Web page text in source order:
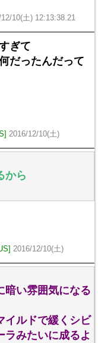
10(土) 12:13:38.21
ぎて
だったんだって
2016/12/10(土)
から
2016/12/10(土)
暗い雰囲気になる
イルドで緩くシビ
ラみたいに成るよ